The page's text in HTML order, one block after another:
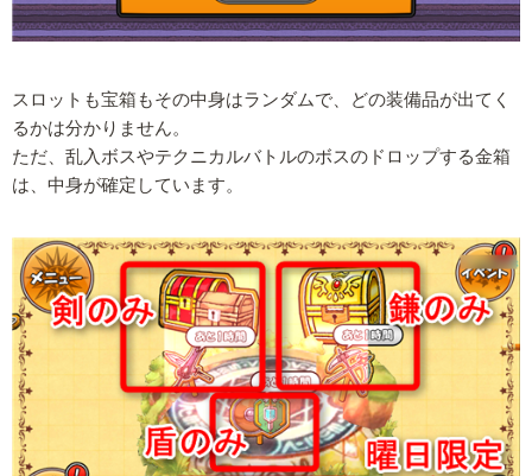
スロットも宝箱もその中身はランダムで、どの装備品が出てく
るかは分かりません。
ただ、乱入ボスやテクニカルバトルのボスのドロップする金箱
は、中身が確定しています。